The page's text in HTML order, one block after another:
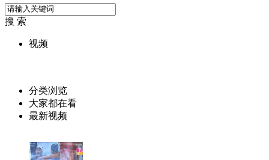
搜 索
视频
分类浏览
大家都在看
最新视频